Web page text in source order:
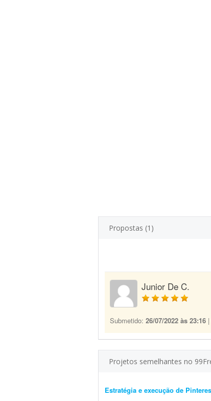
Propostas (1)
Junior De C.
Submetido: 26/07/2022 às 23:16
Projetos semelhantes no
Estratégia e execução de